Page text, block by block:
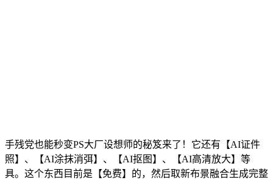
手残党也能秒变PS大厂设想师的秘笈来了！它还有【AI证件
照】、【AI涂抹消弭】、【AI抠图】、【AI高清放大】等
具。这个东西目前是【免费】的，然后取新布景融合生成完整